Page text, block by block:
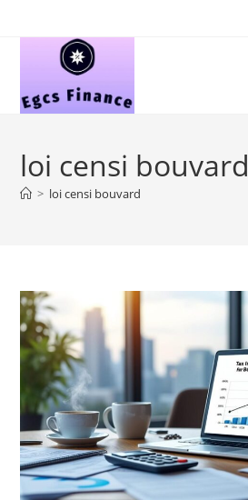
loi censi bouvard
> loi censi bouvard